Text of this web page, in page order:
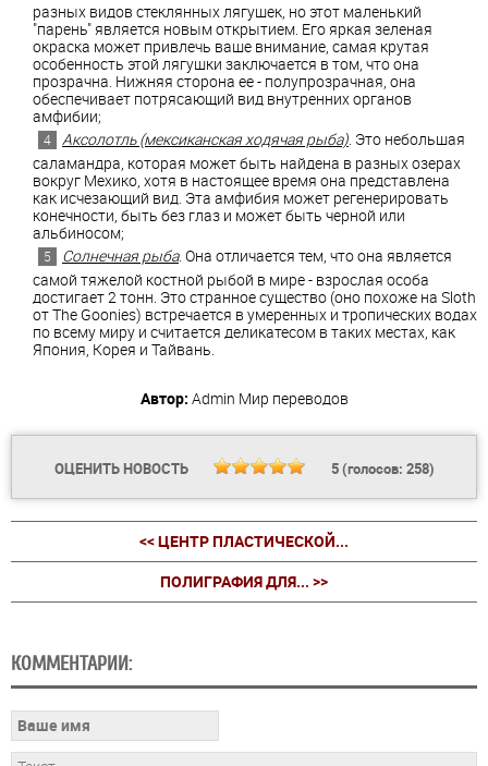
разных видов стеклянных лягушек, но этот маленький
"парень" является новым открытием. Его яркая зеленая
окраска может привлечь ваше внимание, самая крутая
особенность этой лягушки заключается в том, что она
прозрачна. Нижняя сторона ее - полупрозрачная, она
обеспечивает потрясающий вид внутренних органов
амфибии;
Аксолотль (мексиканская ходячая рыба). Это небольшая
саламандра, которая может быть найдена в разных озерах
вокруг Мехико, хотя в настоящее время она представлена
как исчезающий вид. Эта амфибия может регенерировать
конечности, быть без глаз и может быть черной или
альбиносом;
Солнечная рыба. Она отличается тем, что она является
самой тяжелой костной рыбой в мире - взрослая особа
достигает 2 тонн. Это странное существо (оно похоже на Sloth
от The Goonies) встречается в умеренных и тропических водах
по всему миру и считается деликатесом в таких местах, как
Япония, Корея и Тайвань.
Автор: Admin Мир переводов
ОЦЕНИТЬ НОВОСТЬ 5(голосов: 258)
<< ЦЕНТР ПЛАСТИЧЕСКОЙ...
ПОЛИГРАФИЯ ДЛЯ... >>
КОММЕНТАРИИ: